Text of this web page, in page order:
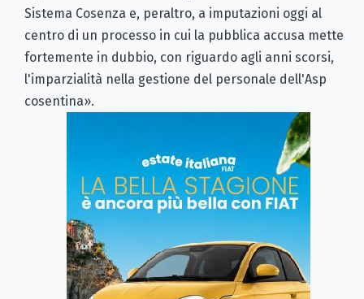
Sistema Cosenza e, peraltro, a imputazioni oggi al
centro di un processo in cui la pubblica accusa mette
fortemente in dubbio, con riguardo agli anni scorsi,
l'imparzialità nella gestione del personale dell'Asp
cosentina».